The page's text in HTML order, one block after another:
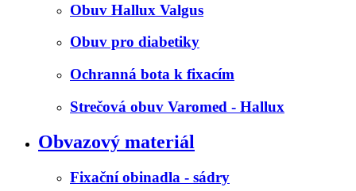
Obuv Hallux Valgus
Obuv pro diabetiky
Ochranná bota k fixacím
Strečová obuv Varomed - Hallux
Obvazový materiál
Fixační obinadla - sádry